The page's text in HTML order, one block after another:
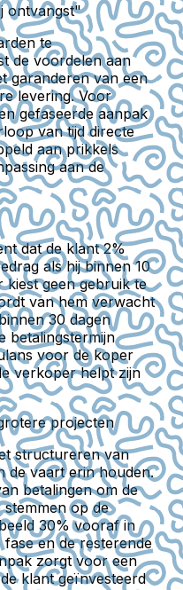
ontvangst"
te
de voordelen aan
garanderen van een
levering. Voor
gefaseerde aanpak
van tijd directe
aan prikkels
aan de
dat de klant 2%
als hij binnen 10
kiest geen gebruik te
van hem verwacht
30 dagen
betalingstermijn
voor de koper
verkoper helpt zijn
projecten
structureren van
de vaart erin houden.
betalingen om de
op de
30% vooraf in
en de resterende
zorgt voor een
klant geïnvesteerd